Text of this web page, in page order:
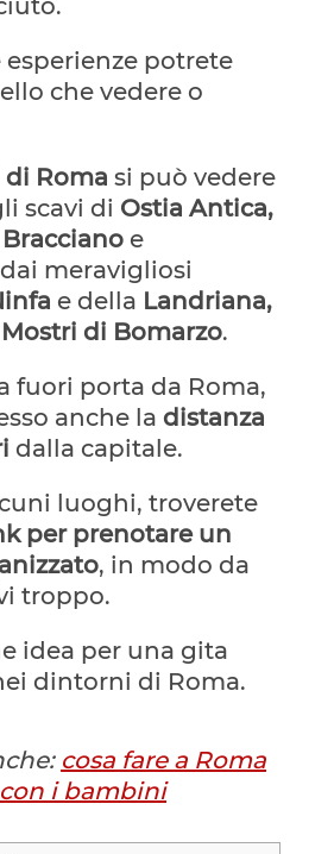
esperienze potrete
che vedere o
Roma si può vedere
scavi di Ostia Antica,
Braccianoe
meravigliosi
e della Landriana,
di Bomarzo.
fuori porta da Roma,
anche la distanza
dalla capitale.
luoghi, troverete
per prenotare un
, in modo da
troppo.
idea per una gita
dintorni di Roma.
cosa fare a Roma
con i bambini